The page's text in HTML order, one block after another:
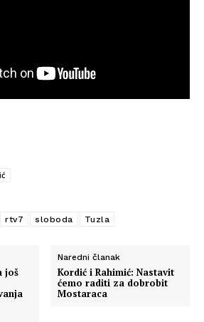
rtv7 sloboda Tuzla
još
Naredni članak
Kordić i Rahimić: Nastavit
ćemo raditi za dobrobit
Mostaraca